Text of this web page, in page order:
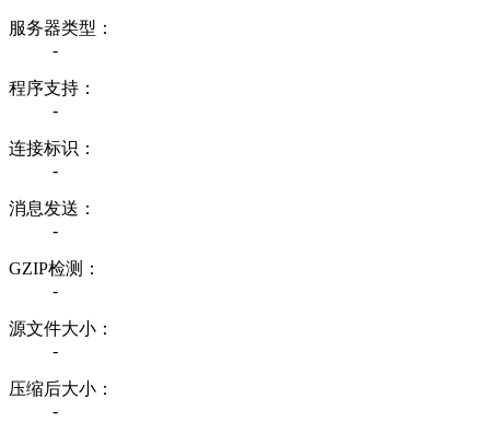
服务器类型：
-
程序支持：
-
连接标识：
-
消息发送：
-
GZIP检测：
-
源文件大小：
-
压缩后大小：
-